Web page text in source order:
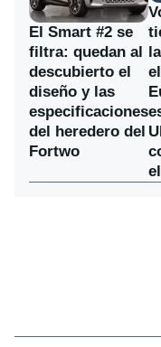
El Smart #2 se
filtra: quedan al
descubierto el
diseño y las
especificaciones
del heredero del
Fortwo